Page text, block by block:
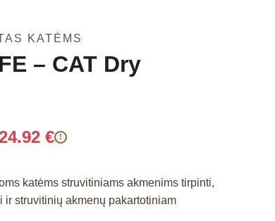
KATĖMS
– CAT Dry
€ !
katėms struvitiniams akmenims tirpinti,
struvitinių akmenų pakartotiniam